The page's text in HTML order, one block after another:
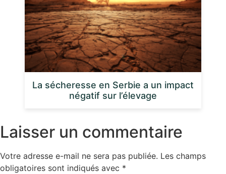
La sécheresse en Serbie a un impact
négatif sur l’élevage
Laisser un commentaire
Votre adresse e-mail ne sera pas publiée. Les champs
obligatoires sont indiqués avec *